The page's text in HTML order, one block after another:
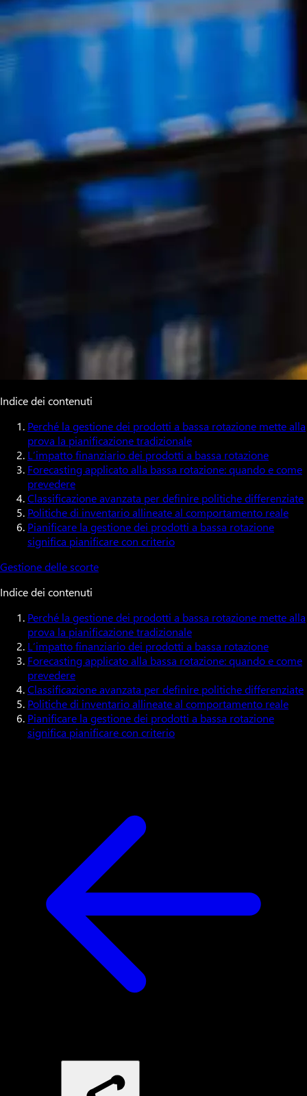
Indice dei contenuti
Perché la gestione dei prodotti a bassa rotazione mette alla
prova la pianificazione tradizionale
L’impatto finanziario dei prodotti a bassa rotazione
Forecasting applicato alla bassa rotazione: quando e come
prevedere
Classificazione avanzata per definire politiche differenziate
Politiche di inventario allineate al comportamento reale
Pianificare la gestione dei prodotti a bassa rotazione
significa pianificare con criterio
Gestione delle scorte
Indice dei contenuti
Perché la gestione dei prodotti a bassa rotazione mette alla
prova la pianificazione tradizionale
L’impatto finanziario dei prodotti a bassa rotazione
Forecasting applicato alla bassa rotazione: quando e come
prevedere
Classificazione avanzata per definire politiche differenziate
Politiche di inventario allineate al comportamento reale
Pianificare la gestione dei prodotti a bassa rotazione
significa pianificare con criterio